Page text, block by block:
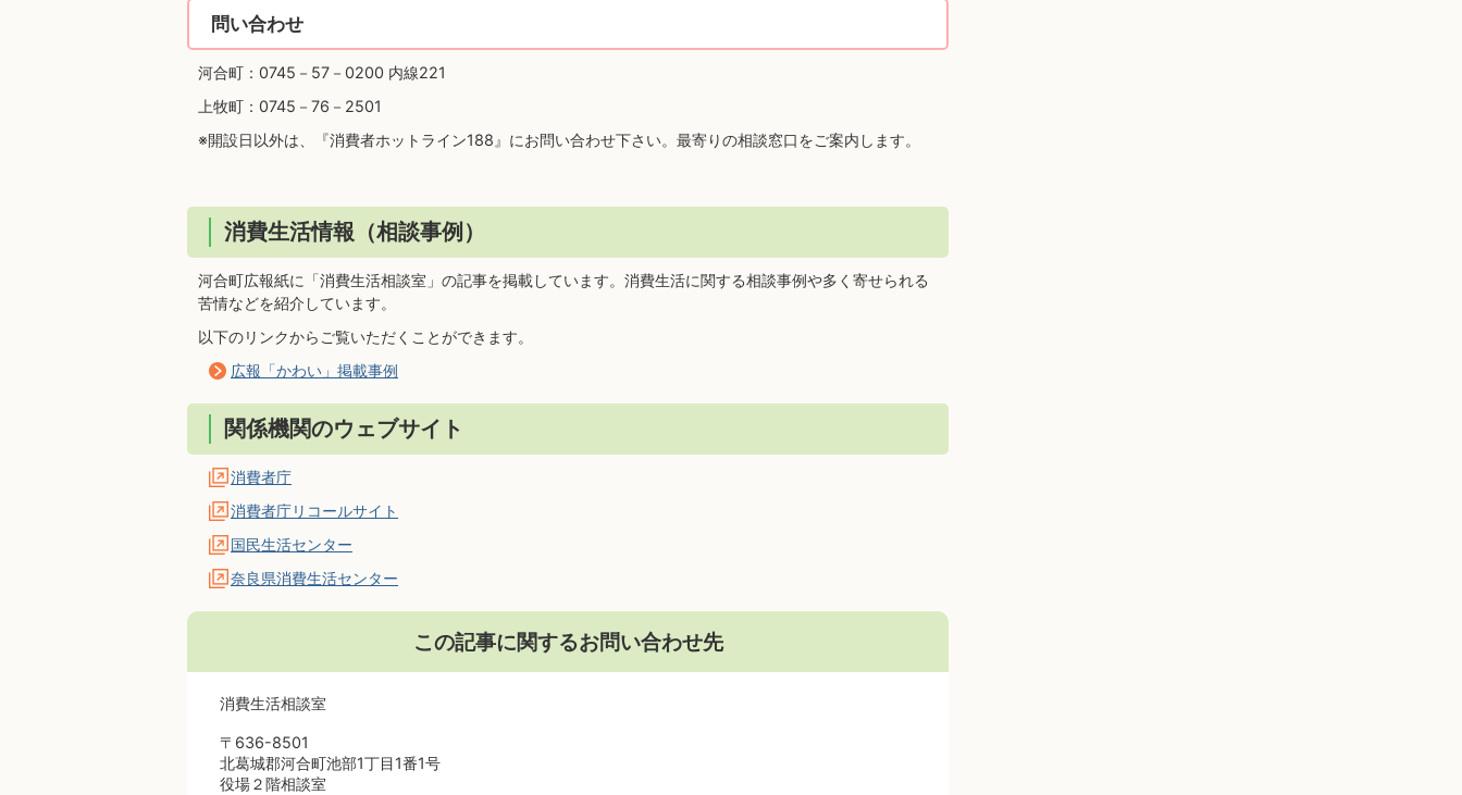
問い合わせ
河合町：0745－57－0200 内線221
上牧町：0745－76－2501
※開設日以外は、『消費者ホットライン188』にお問い合わせ下さい。最寄りの相談窓口をご案内します。
消費生活情報（相談事例）
河合町広報紙に「消費生活相談室」の記事を掲載しています。消費生活に関する相談事例や多く寄せられる
苦情などを紹介しています。
以下のリンクからご覧いただくことができます。
広報「かわい」掲載事例
関係機関のウェブサイト
消費者庁
消費者庁リコールサイト
国民生活センター
奈良県消費生活センター
この記事に関するお問い合わせ先
消費生活相談室
〒636-8501
北葛城郡河合町池部1丁目1番1号
役場２階相談室